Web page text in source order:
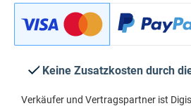
Keine Zusatzkosten durch
Verkäufer und Vertragspartner ist